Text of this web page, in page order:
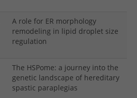
A role for ER morphology
remodeling in lipid droplet size
regulation
The HSPome: a journey into the
genetic landscape of hereditary
spastic paraplegias